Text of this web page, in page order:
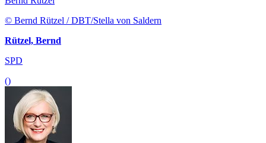
© Bernd Rützel / DBT/Stella von Saldern
Rützel, Bernd
SPD
()